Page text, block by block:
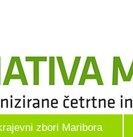
zbori Maribora